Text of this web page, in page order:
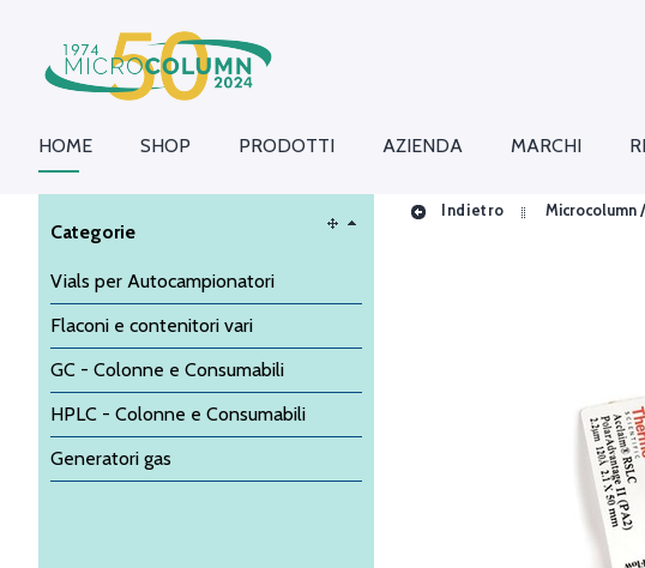
HOME SHOP PRODOTTI AZIENDA MARCHI
Categorie
Vials per Autocampionatori
Flaconi e contenitori vari
GC - Colonne e Consumabili
HPLC - Colonne e Consumabili
Generatori gas
Indietro Microcolumn /